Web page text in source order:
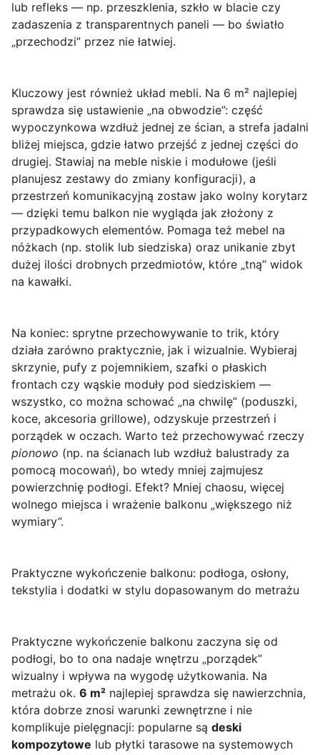
lub refleks — np. przeszklenia, szkło w blacie czy
zadaszenia z transparentnych paneli — bo światło
„przechodzi” przez nie łatwiej.
Kluczowy jest również układ mebli. Na 6 m² najlepiej
sprawdza się ustawienie „na obwodzie”: część
wypoczynkowa wzdłuż jednej ze ścian, a strefa jadalni
bliżej miejsca, gdzie łatwo przejść z jednej części do
drugiej. Stawiaj na meble niskie i modułowe (jeśli
planujesz zestawy do zmiany konfiguracji), a
przestrzeń komunikacyjną zostaw jako wolny korytarz
— dzięki temu balkon nie wygląda jak złożony z
przypadkowych elementów. Pomaga też mebel na
nóżkach (np. stolik lub siedziska) oraz unikanie zbyt
dużej ilości drobnych przedmiotów, które „tną” widok
na kawałki.
Na koniec: sprytne przechowywanie to trik, który
działa zarówno praktycznie, jak i wizualnie. Wybieraj
skrzynie, pufy z pojemnikiem, szafki o płaskich
frontach czy wąskie moduły pod siedziskiem —
wszystko, co można schować „na chwilę” (poduszki,
koce, akcesoria grillowe), odzyskuje przestrzeń i
porządek w oczach. Warto też przechowywać rzeczy
pionowo (np. na ścianach lub wzdłuż balustrady za
pomocą mocowań), bo wtedy mniej zajmujesz
powierzchnię podłogi. Efekt? Mniej chaosu, więcej
wolnego miejsca i wrażenie balkonu „większego niż
wymiary”.
Praktyczne wykończenie balkonu: podłoga, osłony,
tekstylia i dodatki w stylu dopasowanym do metrażu
Praktyczne wykończenie balkonu zaczyna się od
podłogi, bo to ona nadaje wnętrzu „porządek”
wizualny i wpływa na wygodę użytkowania. Na
metrażu ok. 6 m² najlepiej sprawdza się nawierzchnia,
która dobrze znosi warunki zewnętrzne i nie
komplikuje pielęgnacji: popularne są deski
kompozytowe lub płytki tarasowe na systemowych